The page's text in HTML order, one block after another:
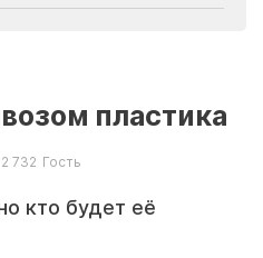
пластика
2 732 Гость
кто будет её